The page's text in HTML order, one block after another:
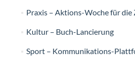
Praxis – Aktions-Woche für die
Kultur – Buch-Lancierung
Sport – Kommunikations-